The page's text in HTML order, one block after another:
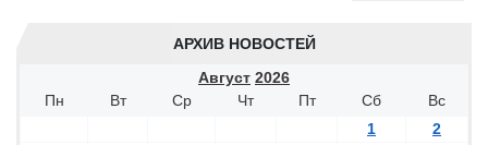
АРХИВ НОВОСТЕЙ
Август 2026
Пн
Вт Ср Чт Пт Сб
Вс
1
2